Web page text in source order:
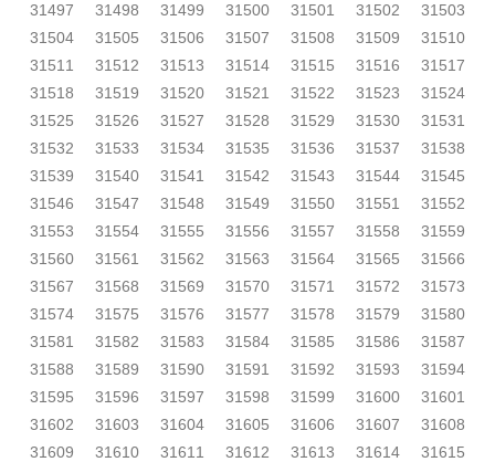
31497
31498 31499 31500 31501 31502
31503
31504
31505 31506 31507 31508 31509
31510
31511
31512 31513 31514 31515 31516
31517
31518
31519 31520 31521 31522 31523
31524
31525
31526 31527 31528 31529 31530
31531
31532
31533 31534 31535 31536 31537
31538
31539
31540 31541 31542 31543 31544
31545
31546
31547 31548 31549 31550 31551
31552
31553
31554 31555 31556 31557 31558
31559
31560
31561 31562 31563 31564 31565
31566
31567
31568 31569 31570 31571 31572
31573
31574
31575 31576 31577 31578 31579
31580
31581
31582 31583 31584 31585 31586
31587
31588
31589 31590 31591 31592 31593
31594
31595
31596 31597 31598 31599 31600
31601
31602
31603 31604 31605 31606 31607
31608
31609
31610 31611 31612 31613 31614
31615